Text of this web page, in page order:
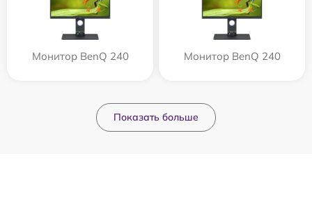
Монитор BenQ 240 Монитор BenQ 240
Показать больше